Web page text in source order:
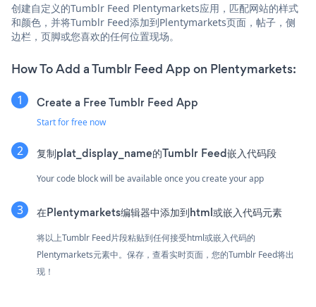
创建自定义的Tumblr Feed Plentymarkets应用，匹配网站的样式
和颜色，并将Tumblr Feed添加到Plentymarkets页面，帖子，侧
边栏，页脚或您喜欢的任何位置现场。
How To Add a Tumblr Feed App on Plentymarkets:
Create a Free Tumblr Feed App
Start for free now
复制plat_display_name的Tumblr Feed嵌入代码段
Your code block will be available once you create your app
在Plentymarkets编辑器中添加到html或嵌入代码元素
将以上Tumblr Feed片段粘贴到任何接受html或嵌入代码的
Plentymarkets元素中。保存，查看实时页面，您的Tumblr Feed将出
现！